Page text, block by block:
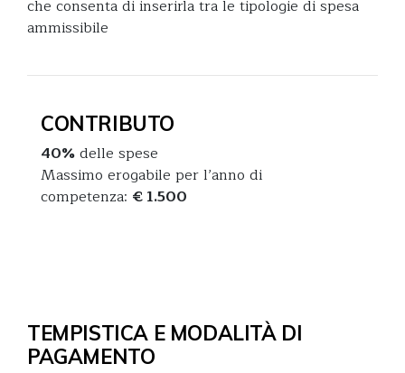
che consenta di inserirla tra le tipologie di spesa
ammissibile
CONTRIBUTO
40%delle spese
Massimo erogabile per l’anno di
competenza: € 1.500
TEMPISTICA E MODALITÀ DI
PAGAMENTO